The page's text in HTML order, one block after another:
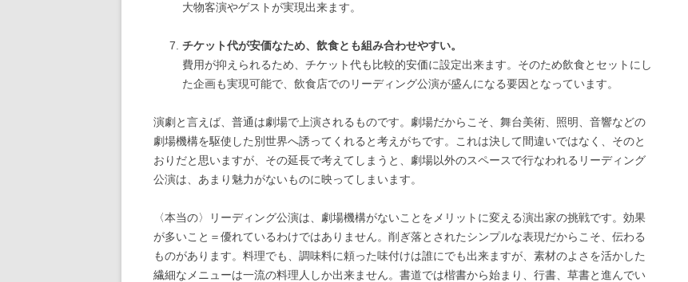
大物客演やゲストが実現出来ます。
チケット代が安価なため、飲食とも組み合わせやすい。
費用が抑えられるため、チケット代も比較的安価に設定出来ます。そのため飲食とセットにし
た企画も実現可能で、飲食店でのリーディング公演が盛んになる要因となっています。
演劇と言えば、普通は劇場で上演されるものです。劇場だからこそ、舞台美術、照明、音響などの
劇場機構を駆使した別世界へ誘ってくれると考えがちです。これは決して間違いではなく、そのと
おりだと思いますが、その延長で考えてしまうと、劇場以外のスペースで行なわれるリーディング
公演は、あまり魅力がないものに映ってしまいます。
〈本当の〉リーディング公演は、劇場機構がないことをメリットに変える演出家の挑戦です。効果
が多いこと＝優れているわけではありません。削ぎ落とされたシンプルな表現だからこそ、伝わる
ものがあります。料理でも、調味料に頼った味付けは誰にでも出来ますが、素材のよさを活かした
繊細なメニューは一流の料理人しか出来ません。書道では楷書から始まり、行書、草書と進んでい